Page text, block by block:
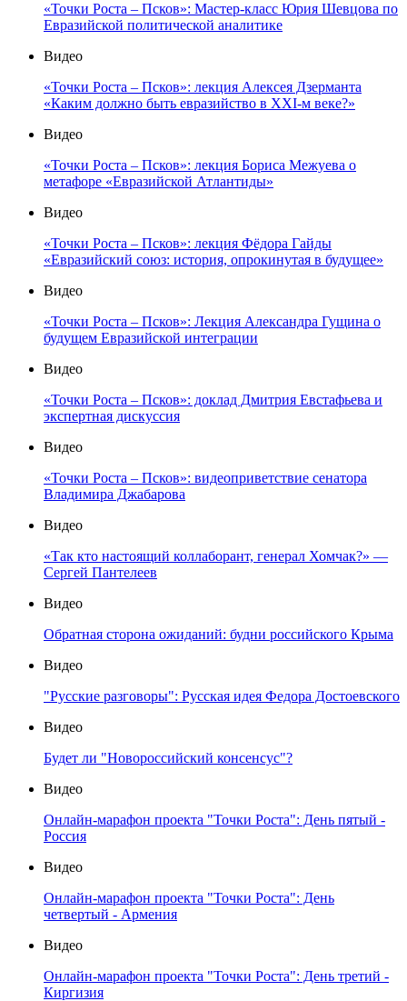
«Точки Роста – Псков»: Мастер-класс Юрия Шевцова по
Евразийской политической аналитике
Видео
«Точки Роста – Псков»: лекция Алексея Дзерманта
«Каким должно быть евразийство в XXI-м веке?»
Видео
«Точки Роста – Псков»: лекция Бориса Межуева о
метафоре «Евразийской Атлантиды»
Видео
«Точки Роста – Псков»: лекция Фёдора Гайды
«Евразийский союз: история, опрокинутая в будущее»
Видео
«Точки Роста – Псков»: Лекция Александра Гущина о
будущем Евразийской интеграции
Видео
«Точки Роста – Псков»: доклад Дмитрия Евстафьева и
экспертная дискуссия
Видео
«Точки Роста – Псков»: видеоприветствие сенатора
Владимира Джабарова
Видео
«Так кто настоящий коллаборант, генерал Хомчак?» —
Сергей Пантелеев
Видео
Обратная сторона ожиданий: будни российского Крыма
Видео
"Русские разговоры": Русская идея Федора Достоевского
Видео
Будет ли "Новороссийский консенсус"?
Видео
Онлайн-марафон проекта "Точки Роста": День пятый -
Россия
Видео
Онлайн-марафон проекта "Точки Роста": День
четвертый - Армения
Видео
Онлайн-марафон проекта "Точки Роста": День третий -
Киргизия